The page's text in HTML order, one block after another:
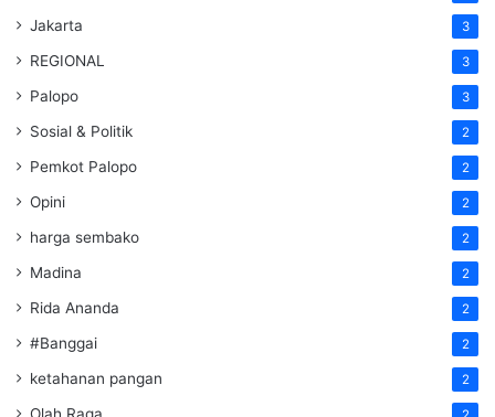
Jakarta 3
REGIONAL 3
Palopo 3
Sosial & Politik 2
Pemkot Palopo 2
Opini 2
harga sembako 2
Madina 2
Rida Ananda 2
#Banggai 2
ketahanan pangan 2
Olah Raga